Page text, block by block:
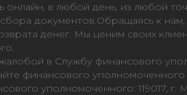
в любой день, из любой
документов.Обращаясь к
денег. Мы ценим своих
в Службу финансового
финансового уполномоченного
уполномоченного: 119017,